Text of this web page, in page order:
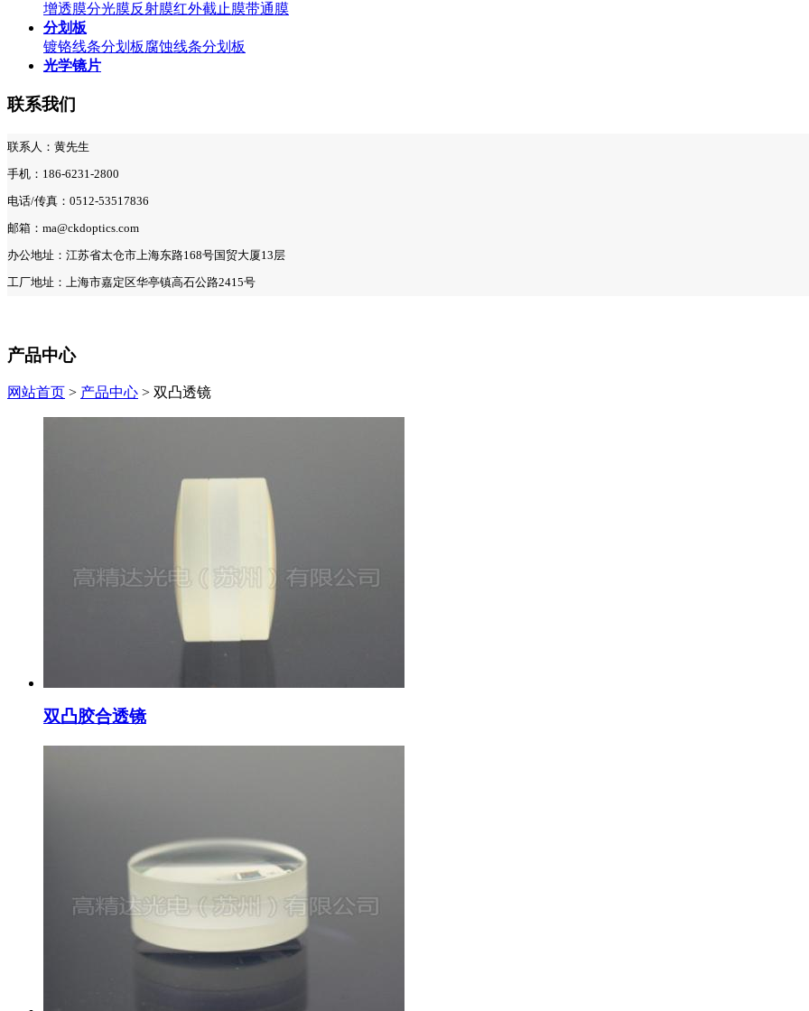
增透膜分光膜反射膜红外截止膜带通膜
分划板
镀铬线条分划板腐蚀线条分划板
光学镜片
联系我们
联系人：黄先生
手机：186-6231-2800
电话/传真：0512-53517836
邮箱：ma@ckdoptics.com
办公地址：江苏省太仓市上海东路168号国贸大厦13层
工厂地址：上海市嘉定区华亭镇高石公路2415号
产品中心
网站首页 > 产品中心 > 双凸透镜
双凸胶合透镜